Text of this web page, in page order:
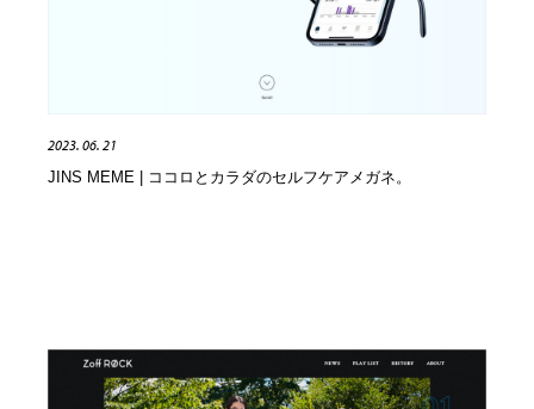
2023. 06. 21
JINS MEME | ココロとカラダのセルフケアメガネ。